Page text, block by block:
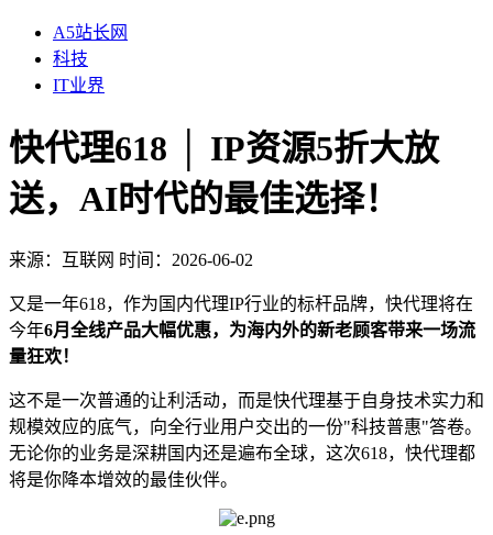
A5站长网
科技
IT业界
快代理618 │ IP资源5折大放
送，AI时代的最佳选择！
来源： 互联网 时间：2026-06-02
又是一年618，作为国内代理IP行业的标杆品牌，快代理将在
今年6月全线产品大幅优惠，为海内外的新老顾客带来一场流
量狂欢！
这不是一次普通的让利活动，而是快代理基于自身技术实力和
规模效应的底气，向全行业用户交出的一份"科技普惠"答卷。
无论你的业务是深耕国内还是遍布全球，这次618，快代理都
将是你降本增效的最佳伙伴。